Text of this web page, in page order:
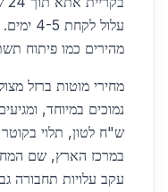
עלול
מהירים כמו פיתוח
ש"ח לטון, תלוי
עקב עלויות תחבורה